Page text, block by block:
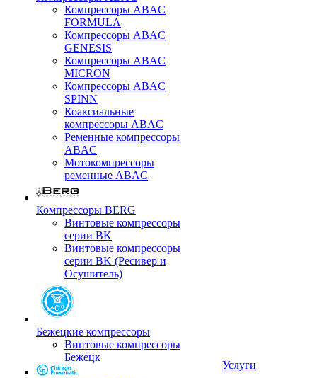
Компрессоры ABAC
FORMULA
Компрессоры ABAC
GENESIS
Компрессоры ABAC
MICRON
Компрессоры ABAC
SPINN
Коаксиальные
компрессоры ABAC
Ременные компрессоры
ABAC
Мотокомпрессоры
ременные ABAC
Компрессоры BERG
Винтовые компрессоры
серии BK
Винтовые компрессоры
серии BK (Ресивер и
Осушитель)
Бежецкие компрессоры
Винтовые компрессоры
Бежецк
Услуги